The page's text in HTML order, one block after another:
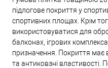
підлогове покриття у
спортивних площах. Крім
використовуватися для
балконах, ігрових
призначення. Покриття має
та антиковзні